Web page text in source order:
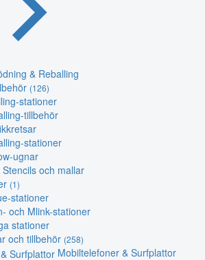
& Reballing
(126)
stationer
tillbehör
stationer
ugnar
Stencils och mallar
(1)
stationer
och Mlink-stationer
stationer
och tillbehör (258)
Mobiltelefoner & Surfplattor